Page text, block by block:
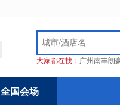
大家都在找： 广州南丰朗
全国会场